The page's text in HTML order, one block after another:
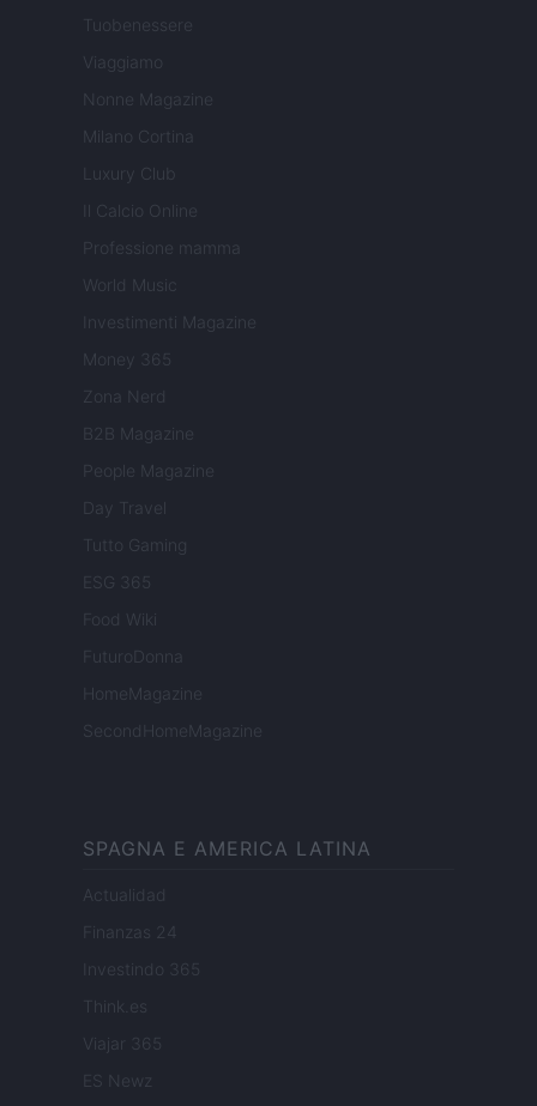
Tuobenessere
Viaggiamo
Nonne Magazine
Milano Cortina
Luxury Club
Il Calcio Online
Professione mamma
World Music
Investimenti Magazine
Money 365
Zona Nerd
B2B Magazine
People Magazine
Day Travel
Tutto Gaming
ESG 365
Food Wiki
FuturoDonna
HomeMagazine
SecondHomeMagazine
SPAGNA E AMERICA LATINA
Actualidad
Finanzas 24
Investindo 365
Think.es
Viajar 365
ES Newz